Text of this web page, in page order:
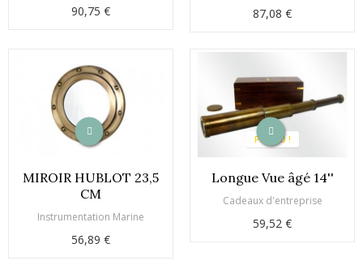
90,75 € 87,08 €
MIROIR HUBLOT 23,5
CM
Instrumentation Marine
56,89 €
PROMO !
Longue Vue âgé 14''
Cadeaux d'entreprise
59,52 €